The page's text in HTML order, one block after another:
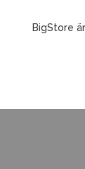
BigStore